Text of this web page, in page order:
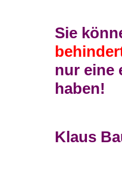
Sie
nur eine
haben!
Klaus